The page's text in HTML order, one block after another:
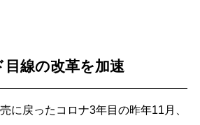
線の改革を加速
に戻ったコロナ3年目の昨年11月、